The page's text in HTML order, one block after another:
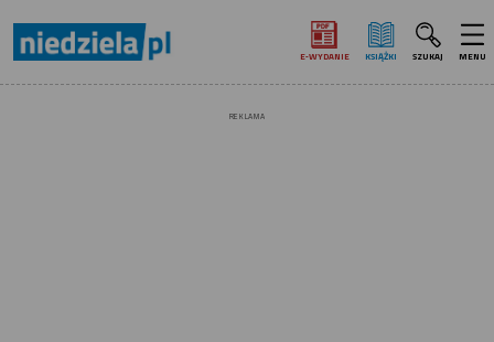
E‑WYDANIE KSIĄŻKI SZUKAJ MENU
REKLAMA